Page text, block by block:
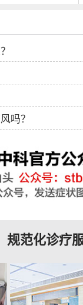
吗？
规范化诊疗